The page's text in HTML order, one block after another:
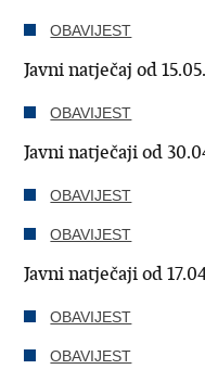
OBAVIJEST
Javni natječaj od
OBAVIJEST
Javni natječaji od
OBAVIJEST
OBAVIJEST
Javni natječaji od
OBAVIJEST
OBAVIJEST